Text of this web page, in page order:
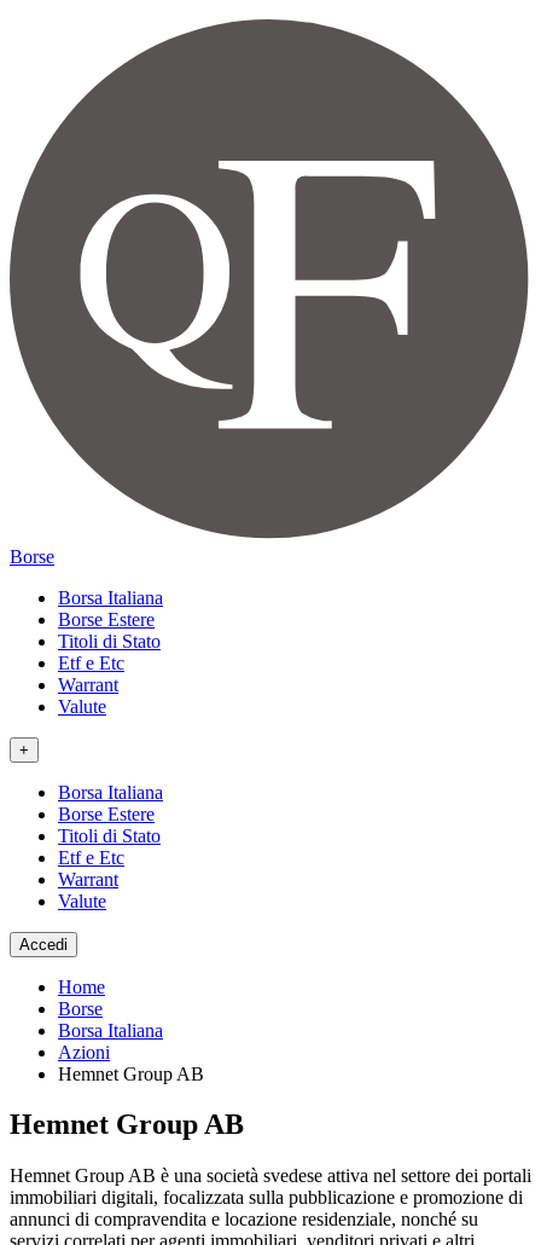
Borse
Borsa Italiana
Borse Estere
Titoli di Stato
Etf e Etc
Warrant
Valute
+
Borsa Italiana
Borse Estere
Titoli di Stato
Etf e Etc
Warrant
Valute
Accedi
Home
Borse
Borsa Italiana
Azioni
Hemnet Group AB
Hemnet Group AB
Hemnet Group AB è una società svedese attiva nel settore dei portali
immobiliari digitali, focalizzata sulla pubblicazione e promozione di
annunci di compravendita e locazione residenziale, nonché su